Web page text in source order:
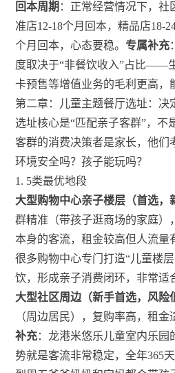
回本周期 ：正常经营情况下，社
准店12-18个月回本，精品店18-
个月回本，心态要稳。 专属补充
度取决于“非餐饮收入”占比——
卡预售等增值业务的毛利更高，
第二章：儿童主题餐厅选址：决
选址核心是“匹配亲子客群”，不
客群的消费决策者是家长，他们
环境安全吗？孩子能玩吗？
1. 5类最优地段
大型购物中心亲子楼层（首选，
群精准（带孩子逛商场的家庭）
本身的客流，租金较高但人流量
很多购物中心专门打造“儿童楼
饮，形成亲子消费闭环，非常适
大型社区周边（新手首选，风险
（周边居民），复购率高，租金
补充：龙港米悠乐儿童室内乐园
势就是客流非常稳定，全年365